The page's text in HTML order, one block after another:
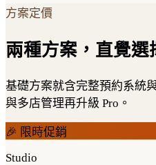
方案定價
兩種方案，直覺選
基礎方案就含完整預約系統
與多店管理再升級 Pro。
🎉 限時促銷
Studio